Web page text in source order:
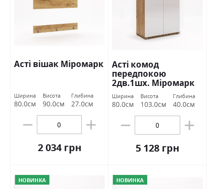
Асті вішак Міромарк
Ширина
80.0см
Висота
90.0см
Глибина
27.0см
2 034 грн
Асті комод
передпокою
2дв.1шх. Міромарк
Ширина
80.0см
Висота
103.0см
Глибина
40.0см
5 128 грн
НОВИНКА НОВИНКА